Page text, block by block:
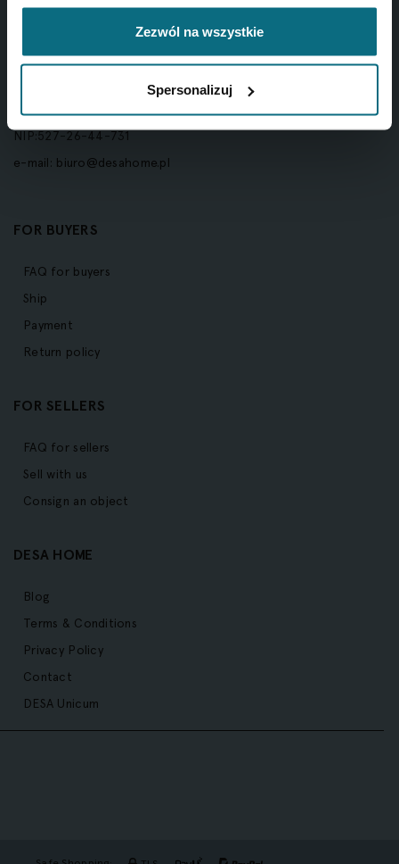
Zezwól na wszystkie
Spersonalizuj
NIP:527-26-44-731
e-mail: biuro@desahome.pl
FOR BUYERS
FAQ for buyers
Ship
Payment
Return policy
FOR SELLERS
FAQ for sellers
Sell with us
Consign an object
DESA HOME
Blog
Terms & Conditions
Privacy Policy
Contact
DESA Unicum